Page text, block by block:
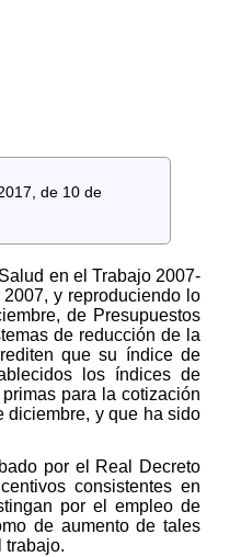
de 10 de
en el Trabajo 2007-
y reproduciendo lo
de Presupuestos
de reducción de la
que su índice de
los índices de
para la cotización
diciembre, y que ha sido
por el Real Decreto
consistentes en
por el empleo de
de aumento de tales
trabajo.